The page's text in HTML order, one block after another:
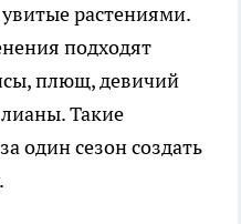
растениями.
подходят
плющ, девичий
Такие
один сезон создать